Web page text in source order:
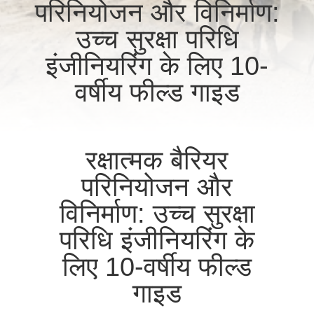
हमसे
गोपनीयता
परिनियोजन और विनिर्माण:
उच्च सुरक्षा परिधि
इंजीनियरिंग के लिए 10-
वर्षीय फील्ड गाइड
रक्षात्मक बैरियर
परिनियोजन और
विनिर्माण: उच्च सुरक्षा
परिधि इंजीनियरिंग के
लिए 10-वर्षीय फील्ड
गाइड